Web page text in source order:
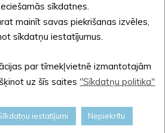
Nākošā ziņa →
sīkdatnes.
mainīt savas piekrišanas izvēles,
sīkdatņu iestatījumus.
par tīmekļvietnē izmantotajām
uz šīs saites "Sīkdatņu politika"
iestatījumi Nepiekrītu